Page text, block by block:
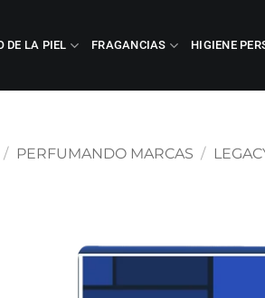
DE LA PIEL FRAGANCIAS HIGIENE
/ PERFUMANDO MARCAS /